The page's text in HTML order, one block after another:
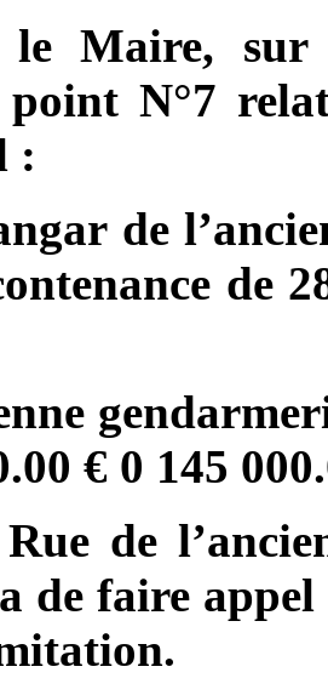
le Maire,
N°7
:
de
de
€ 0 145
de
de faire